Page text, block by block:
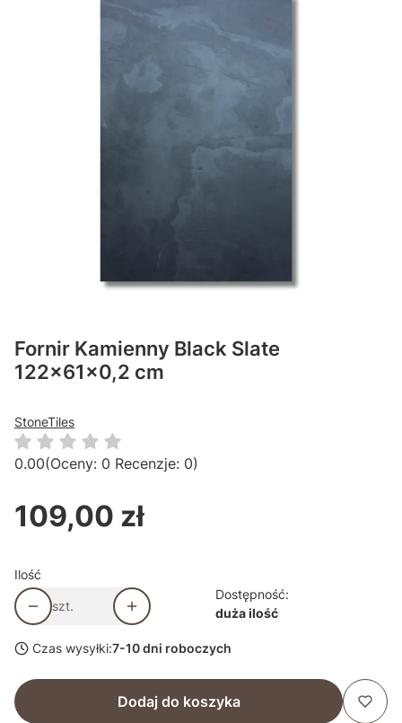
Fornir Kamienny Black Slate
122x61x0,2 cm
StoneTiles
0.00(Oceny: 0 Recenzje: 0)
Cena
109,00 zł
Ilość
szt.
Dostępność:
duża ilość
Czas wysyłki:7-10 dni roboczych
Dodaj do koszyka